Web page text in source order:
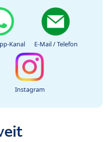
Kanal E-Mail / Telefon
Instagram